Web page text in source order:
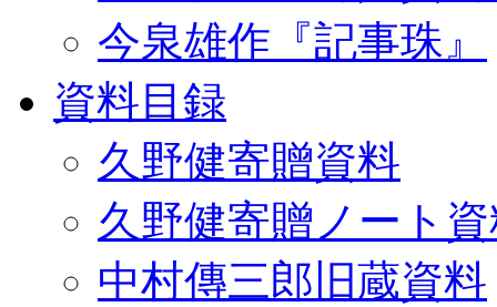
今泉雄作『記事珠』
資料目録
久野健寄贈資料
久野健寄贈ノート
中村傳三郎旧蔵資料